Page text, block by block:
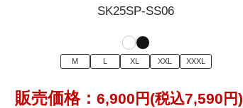
SK25SP-SS06
M L XL XXL XXXL
販売価格： 6,900円(税込7,590円)